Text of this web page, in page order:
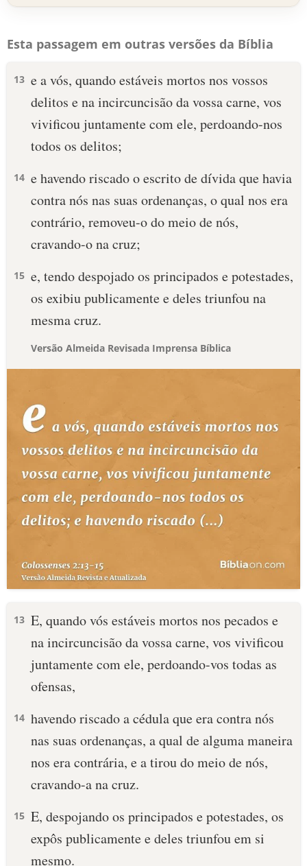
Esta passagem em outras versões da Bíblia
13 e a vós, quando estáveis mortos nos vossos
delitos e na incircuncisão da vossa carne, vos
vivificou juntamente com ele, perdoando-nos
todos os delitos;
14 e havendo riscado o escrito de dívida que havia
contra nós nas suas ordenanças, o qual nos era
contrário, removeu-o do meio de nós,
cravando-o na cruz;
15 e, tendo despojado os principados e potestades,
os exibiu publicamente e deles triunfou na
mesma cruz.
Versão Almeida Revisada Imprensa Bíblica
13 E, quando vós estáveis mortos nos pecados e
na incircuncisão da vossa carne, vos vivificou
juntamente com ele, perdoando-vos todas as
ofensas,
14 havendo riscado a cédula que era contra nós
nas suas ordenanças, a qual de alguma maneira
nos era contrária, e a tirou do meio de nós,
cravando-a na cruz.
15 E, despojando os principados e potestades, os
expôs publicamente e deles triunfou em si
mesmo.